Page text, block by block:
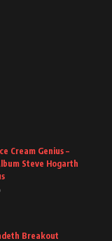
Cream Genius –
Steve Hogarth
Breakout